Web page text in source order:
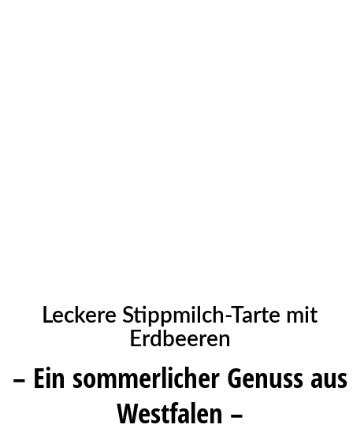
Leckere Stippmilch-Tarte mit
Erdbeeren
– Ein sommerlicher Genuss aus
Westfalen –